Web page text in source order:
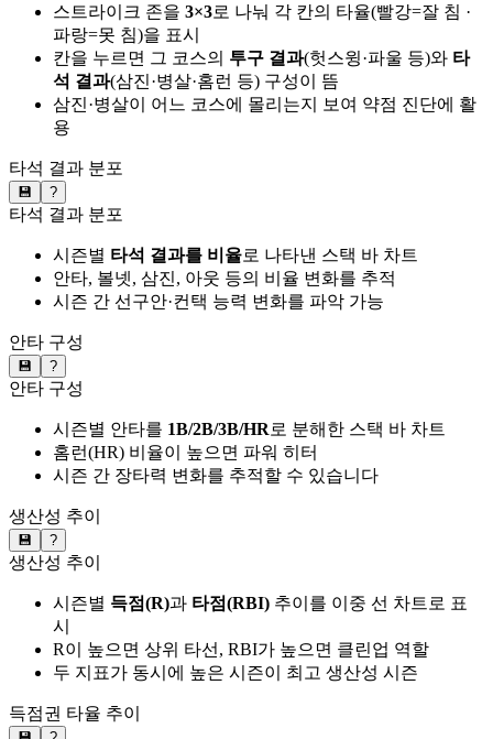
스트라이크 존을 3×3로 나눠 각 칸의 타율(빨강=잘 침 ·
파랑=못 침)을 표시
칸을 누르면 그 코스의 투구 결과(헛스윙·파울 등)와 타
석 결과(삼진·병살·홈런 등) 구성이 뜸
삼진·병살이 어느 코스에 몰리는지 보여 약점 진단에 활
용
타석 결과 분포
💾 ?
타석 결과 분포
시즌별 타석 결과를 비율로 나타낸 스택 바 차트
안타, 볼넷, 삼진, 아웃 등의 비율 변화를 추적
시즌 간 선구안·컨택 능력 변화를 파악 가능
안타 구성
💾 ?
안타 구성
시즌별 안타를 1B/2B/3B/HR로 분해한 스택 바 차트
홈런(HR) 비율이 높으면 파워 히터
시즌 간 장타력 변화를 추적할 수 있습니다
생산성 추이
💾 ?
생산성 추이
시즌별 득점(R)과 타점(RBI) 추이를 이중 선 차트로 표
시
R이 높으면 상위 타선, RBI가 높으면 클린업 역할
두 지표가 동시에 높은 시즌이 최고 생산성 시즌
득점권 타율 추이